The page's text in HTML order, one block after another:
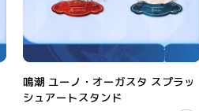
鳴潮 ユーノ・オーガスタ スプラッ
シュアートスタンド